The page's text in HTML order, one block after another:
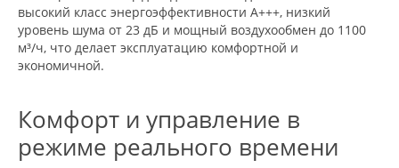
высокий класс энергоэффективности A+++, низкий
уровень шума от 23 дБ и мощный воздухообмен до 1100
м³/ч, что делает эксплуатацию комфортной и
экономичной.
Комфорт и управление в
режиме реального времени